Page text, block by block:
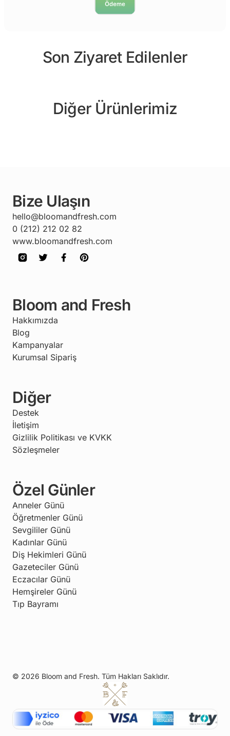
Son Ziyaret Edilenler
Diğer Ürünlerimiz
Bize Ulaşın
hello@bloomandfresh.com
0 (212) 212 02 82
www.bloomandfresh.com
Bloom and Fresh
Hakkımızda
Blog
Kampanyalar
Kurumsal Sipariş
Diğer
Destek
İletişim
Gizlilik Politikası ve KVKK
Sözleşmeler
Özel Günler
Anneler Günü
Öğretmenler Günü
Sevgililer Günü
Kadınlar Günü
Diş Hekimleri Günü
Gazeteciler Günü
Eczacılar Günü
Hemşireler Günü
Tıp Bayramı
© 2026 Bloom and Fresh. Tüm Hakları Saklıdır.